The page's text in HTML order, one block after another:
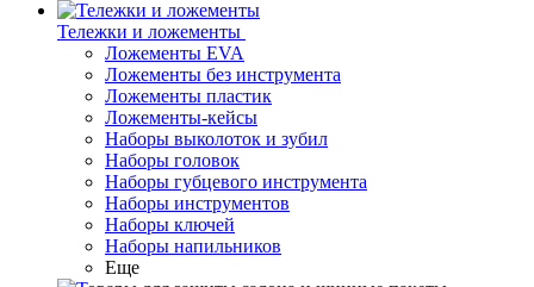
Тележки и ложементы
Ложементы EVA
Ложементы без инструмента
Ложементы пластик
Ложементы-кейсы
Наборы выколоток и зубил
Наборы головок
Наборы губцевого инструмента
Наборы инструментов
Наборы ключей
Наборы напильников
Еще